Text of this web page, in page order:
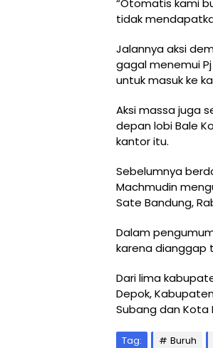
“Otomatis kami
tidak
Jalannya aksi
gagal menemui
untuk masuk ke
Aksi massa juga
depan lobi Bale
kantor itu.
Sebelumnya
Machmudin
Sate Bandung,
Dalam
karena dianggap
Dari lima
Depok,
Subang dan Kota
Tag: Buruh